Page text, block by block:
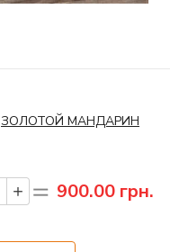
ЗОЛОТОЙ МАНДАРИН
900.00 грн.